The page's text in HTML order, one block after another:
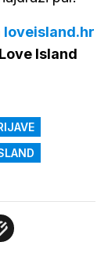
loveisland.hr
Island